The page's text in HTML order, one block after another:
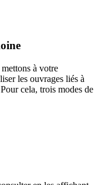
à votre
les ouvrages liés à
cela, trois modes de